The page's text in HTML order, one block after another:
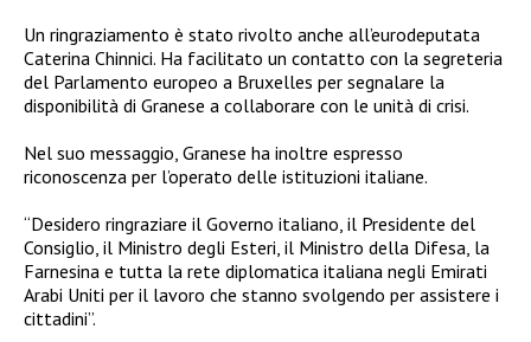
Un ringraziamento è stato rivolto anche all’eurodeputata
Caterina Chinnici. Ha facilitato un contatto con la segreteria
del Parlamento europeo a Bruxelles per segnalare la
disponibilità di Granese a collaborare con le unità di crisi.
Nel suo messaggio, Granese ha inoltre espresso
riconoscenza per l’operato delle istituzioni italiane.
“Desidero ringraziare il Governo italiano, il Presidente del
Consiglio, il Ministro degli Esteri, il Ministro della Difesa, la
Farnesina e tutta la rete diplomatica italiana negli Emirati
Arabi Uniti per il lavoro che stanno svolgendo per assistere i
cittadini”.